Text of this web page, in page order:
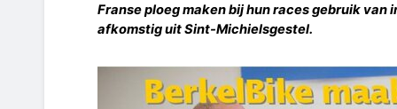
Franse ploeg maken bij hun races gebruik
afkomstig uit Sint-Michielsgestel.